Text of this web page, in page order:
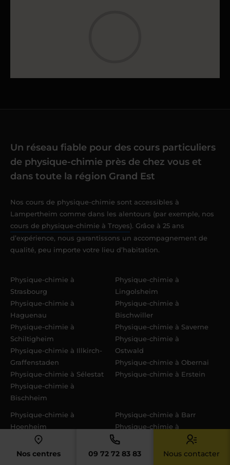
Nos centres 09 72 72 83 83 Nous contacter
Un réseau fiable pour des cours particuliers
de physique-chimie près de chez vous et
dans toute la région Grand Est
Nos cours de physique-chimie sont accessibles à
Lampertheim comme dans les alentours (par exemple, nos
cours de physique-chimie à Troyes). Grâce à 25 ans
d’expérience, nous garantissons un accompagnement de
qualité, peu importe votre lieu d’habitation.
Physique-chimie à
Strasbourg
Physique-chimie à
Haguenau
Physique-chimie à
Schiltigheim
Physique-chimie à Illkirch-
Graffenstaden
Physique-chimie à Sélestat
Physique-chimie à
Bischheim
Physique-chimie à
Lingolsheim
Physique-chimie à
Bischwiller
Physique-chimie à Saverne
Physique-chimie à
Ostwald
Physique-chimie à Obernai
Physique-chimie à Erstein
Physique-chimie à
Hoenheim
Physique-chimie à
Brumath
Physique-chimie à Barr
Physique-chimie à
Eckbolsheim
Physique-chimie à La